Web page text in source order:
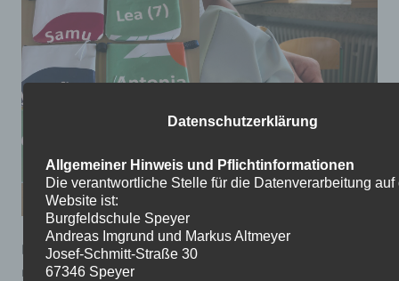
Die Schulmanufaktur der Burgfeldschule beteiligte sich
mit großem Engagement am Stadtteilfest
Datenschutzerklärung
Allgemeiner Hinweis und Pflichtinformationen
Die verantwortliche Stelle für die Datenverarbeitung auf
Website ist:
Burgfeldschule Speyer
Andreas Imgrund und Markus Altmeyer
Josef-Schmitt-Straße 30
67346 Speyer